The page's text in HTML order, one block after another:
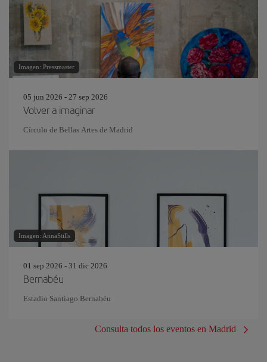
Imagen: Pressmaster
05 jun 2026 - 27 sep 2026
Volver a imaginar
Círculo de Bellas Artes de Madrid
Imagen: AnnaStills
01 sep 2026 - 31 dic 2026
Bernabéu
Estadio Santiago Bernabéu
Consulta todos los eventos en Madrid